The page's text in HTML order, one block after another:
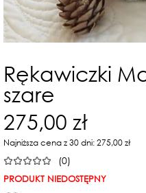
Rękawiczki
szare
275,00 zł
Najniższa cena z 30 dni: 275,00 zł
(0)
PRODUKT NIEDOSTĘPNY